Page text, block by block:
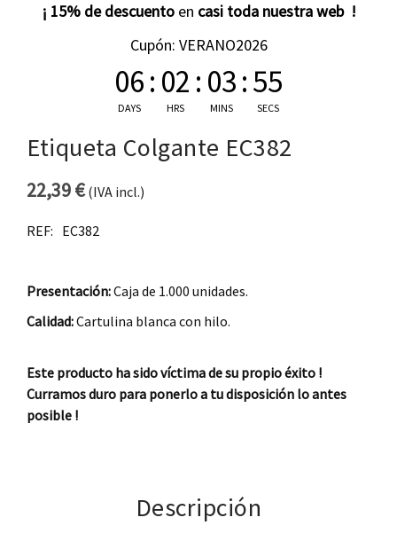
¡ 15% de descuento en casi toda nuestra web !
Cupón: VERANO2026
06
DAYS
: 02
HRS
: 03
MINS
:54
SECS
Etiqueta Colgante EC382
22,39€(IVA incl.)
REF: EC382
Presentación:Caja de 1.000 unidades.
Calidad:Cartulina blanca con hilo.
Este producto ha sido víctima de su propio éxito !
Curramos duro para ponerlo a tu disposición lo antes
posible !
Descripción